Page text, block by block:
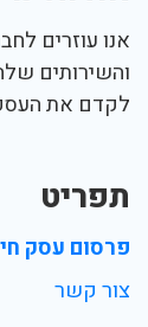
אנו עוזרים
והשירותים
לקדם את
תפריט
פרסום עסק
צור קשר